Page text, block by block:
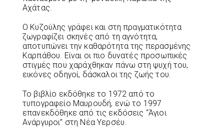
Αχάτας.
Ο Κυζούλης γράφει και στη πραγματικότητα
ζωγραφίζει σκηνές από τη αγνότητα,
αποτυπώνει την καθαρότητα της περασμένης
Καρπάθου. Είναι οι πιο δυνατές προσωπικές
στιγμές που χαράχθηκαν πάνω στη ψυχή του,
εικόνες οδηγοί, δάσκαλοι της ζωής του.
Το βιβλίο εκδόθηκε το 1972 από το
τυπογραφείο Μαυρουδή, ενώ το 1997
επανεκδόθηκε από τις εκδόσεις “Άγιοι
Ανάργυροι” στη Νέα Υερσέυ.